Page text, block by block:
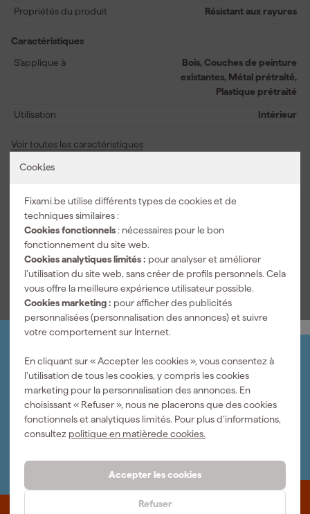
Cookies
Fixami.be utilise différents types de cookies et de
techniques similaires :
Cookies fonctionnels : nécessaires pour le bon
fonctionnement du site web.
Cookies analytiques limités : pour analyser et améliorer
l’utilisation du site web, sans créer de profils personnels. Cela
vous offre la meilleure expérience utilisateur possible.
Cookies marketing : pour afficher des publicités
personnalisées (personnalisation des annonces) et suivre
votre comportement sur Internet.
En cliquant sur « Accepter les cookies », vous consentez à
l’utilisation de tous les cookies, y compris les cookies
marketing pour la personnalisation des annonces. En
choisissant « Refuser », nous ne placerons que des cookies
fonctionnels et analytiques limités. Pour plus d’informations,
consultez politique en matièrede cookies.
Accepter les cookies
Refuser
Propriétés du produit Résistant aux rayures
Caractéristiques
S'applique à
Bois, Couches de peinture
existantes, Métal prétraité,
Plastique prétraité
Utilisation Intérieur
Voir toutes les caractéristiques
Documents
Fiche de sécurité
Organisez-le vous-même
Connectez-vous et gérez vos commandes et vos
factures.
Bulletin
Abonnez-vous à la newsletter hebdomadaire
Nous sommes heureux de vous aider